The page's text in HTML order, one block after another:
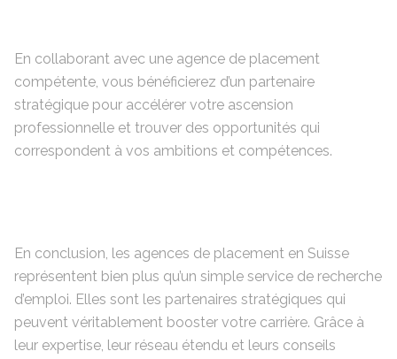
En collaborant avec une agence de placement
compétente, vous bénéficierez d’un partenaire
stratégique pour accélérer votre ascension
professionnelle et trouver des opportunités qui
correspondent à vos ambitions et compétences.
En conclusion, les agences de placement en Suisse
représentent bien plus qu’un simple service de recherche
d’emploi. Elles sont les partenaires stratégiques qui
peuvent véritablement booster votre carrière. Grâce à
leur expertise, leur réseau étendu et leurs conseils